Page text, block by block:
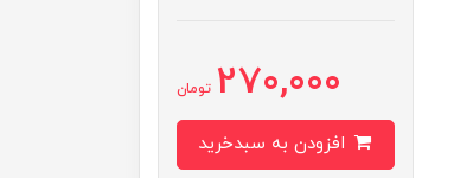
270,000 تومان